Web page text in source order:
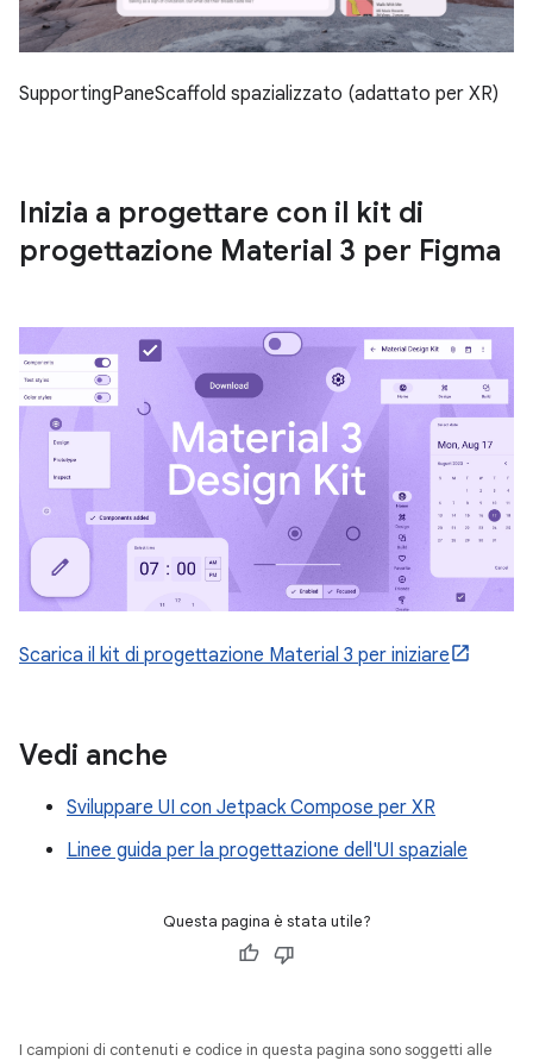
SupportingPaneScaffold spazializzato (adattato per XR)
Inizia a progettare con il kit di
progettazione Material 3 per Figma
Scarica il kit di progettazione Material 3 per iniziare
Vedi anche
Sviluppare UI con Jetpack Compose per XR
Linee guida per la progettazione dell'UI spaziale
Questa pagina è stata utile?
I campioni di contenuti e codice in questa pagina sono soggetti alle